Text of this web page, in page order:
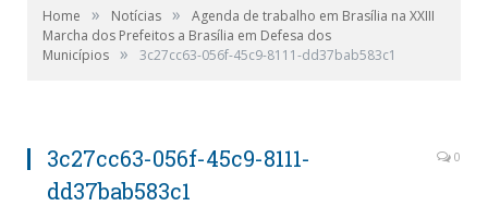
Home » Notícias »
Agenda de trabalho em Brasília na XXIII
Marcha dos Prefeitos a Brasília em Defesa dos
Municípios » 3c27cc63-056f-45c9-8111-dd37bab583c1
3c27cc63-056f-45c9-8111-
dd37bab583c1
0